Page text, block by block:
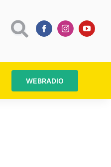
WEBRADIO